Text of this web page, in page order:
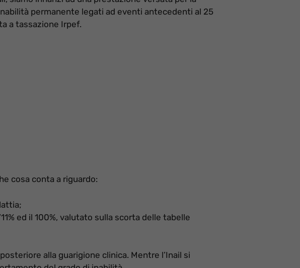
permanente legati ad eventi antecedenti al 25
a tassazione Irpef.
cosa conta a riguardo:
ed il 100%, valutato sulla scorta delle tabelle
alla guarigione clinica. Mentre l’Inail si